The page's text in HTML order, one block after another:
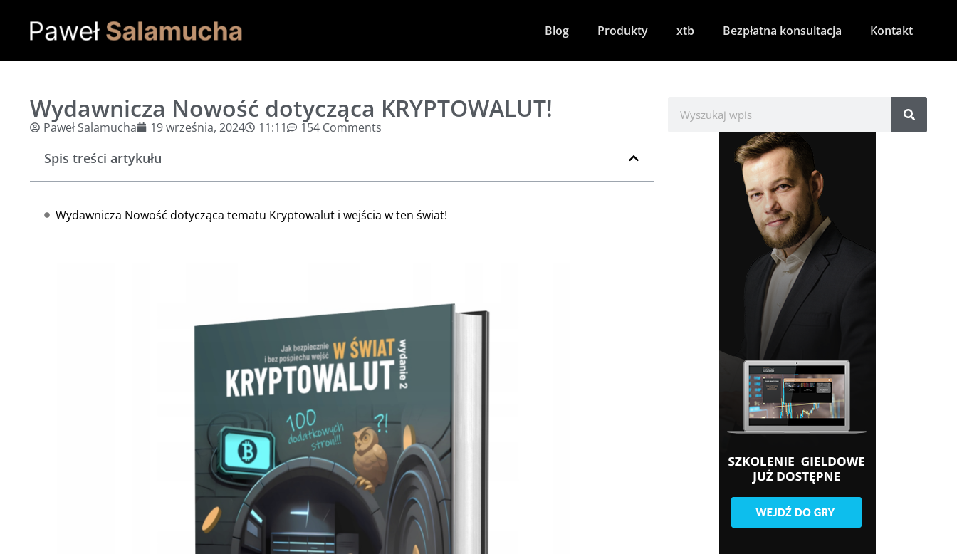
Blog Produkty xtb Bezpłatna konsultacja Kontakt
Wydawnicza Nowość dotycząca KRYPTOWALUT!
Paweł Salamucha 19 września, 2024 11:11 154 Comments
Spis treści artykułu
Wydawnicza Nowość dotycząca tematu Kryptowalut i wejścia w ten świat!